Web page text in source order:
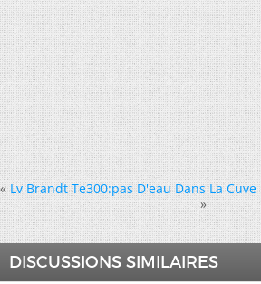
« Lv Brandt Te300:pas D'eau Dans La Cuve
»
DISCUSSIONS SIMILAIRES